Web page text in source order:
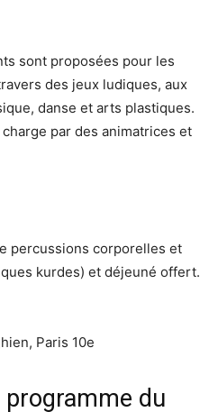
sont proposées pour les
des jeux ludiques, aux
danse et arts plastiques.
par des animatrices et
percussions corporelles et
kurdes) et déjeuné offert.
Paris 10e
du